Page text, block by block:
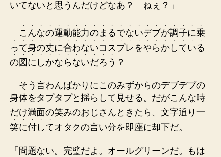
いてないと思うんだけどなあ？ ねぇ？」
こ
・
ん
・
な
・
の
・
運
・
動
・
能
・
力
・
の
・
ま
・
る
・
で
・
な
・
い
・
デ
・
ブ
・
が
・
調
・
子
・
に
・
乗
・
っ
・
て
・
身
・
の
・
丈
・
に
・
合
・
わ
・
な
・
い
・
コ
・
ス
・
プ
・
レ
・
を
・
や
・
ら
・
か
・
し
・
て
・
い
・
る
・
の
・
図
・
に
・
し
・
か
・
な
・
ら
・
な
・
い
・
だ
・
ろ
・
う
・
？
そう言わんばかりにこのみずからのデブデブの
身体をタプタプと揺らして見せる。だがこんな時
だけ満面の笑みのおじさんときたら、文字通り 一
・
笑
・
に
・
付
・
し
・
て
・
オタクの言い分を即座に却下だ。
「問題ない。完璧だよ。オールグリーンだ。もは